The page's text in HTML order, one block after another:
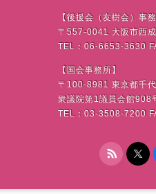
【後援会（友樹会）事務
〒 557-0041 大阪市西
TEL ： 06-6653-3630
【国会事務所】
〒 100-8981 東京都千
衆議院第1議員会館908
TEL ： 03-3508-7200